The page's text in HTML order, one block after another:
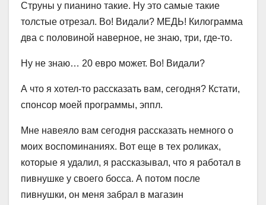
Струны у пианино такие. Ну это самые такие
толстые отрезал. Во! Видали? МЕДЬ! Килограмма
два с половиной наверное, не знаю, три, где-то.
Ну не знаю… 20 евро может. Во! Видали?
А что я хотел-то рассказать вам, сегодня? Кстати,
спонсор моей программы, эппл.
Мне навеяло вам сегодня рассказать немного о
моих воспоминаниях. Вот еще в тех роликах,
которые я удалил, я рассказывал, что я работал в
пивнушке у своего босса. А потом после
пивнушки, он меня забрал в магазин